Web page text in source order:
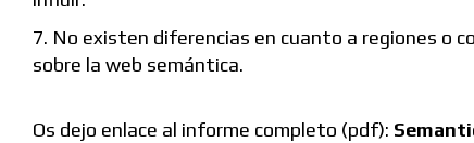
7. No existen diferencias en cuanto a regiones o
sobre la web semántica.
Os dejo enlace al informe completo (pdf):